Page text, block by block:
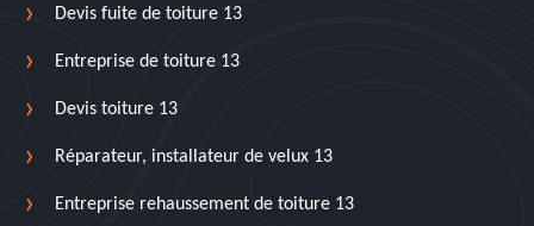
Devis fuite de toiture 13
Entreprise de toiture 13
Devis toiture 13
Réparateur, installateur de velux 13
Entreprise rehaussement de toiture 13